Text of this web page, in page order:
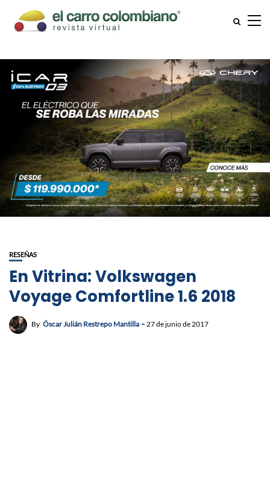
RESEÑAS
En Vitrina: Volkswagen
Voyage Comfortline 1.6 2018
By Óscar Julián Restrepo Mantilla 27 de junio de 2017